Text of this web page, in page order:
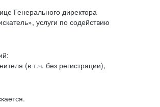
Генерального директора
услуги по содействию
(в т.ч. без регистрации),